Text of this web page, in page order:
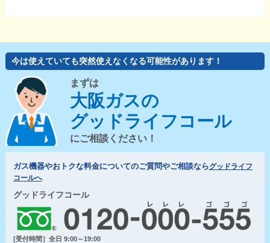
今は使えていても突然使えなくなる可能性があります！
まずは
大阪ガスの
グッドライフコール
にご相談ください！
ガス機器やおトクな料金についてのご質問やご相談ならグッドライフ
コールへ
グッドライフコール
[受付時間］全日 9:00～19:00